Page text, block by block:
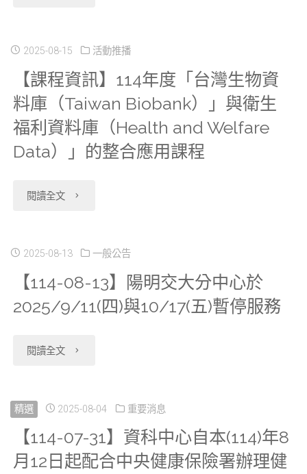
班
停
課
暫
停
服
VDI
預
約
定
請
2024
年
死
計
檔、
多
計
27】
台
灣
地
鄉
市
區
發
型
之
變
2025-08-15 活動推播
【課程資訊】114年度「台灣生物資
料庫（Taiwan Biobank）」與衛生
福利資料庫（Health and Welfare
Data）」的整合應用課程
閱讀全文 "【課
資
訊】
114
生
2025-08-13 一般公告
【114-08-13】陽明交大分中心於
2025/9/11(四)與10/17(五)暫停服務
閱讀全文 "【114-
13】
陽
明
精選 2025-08-04 重要消息
【114-07-31】資科中心自本(114)年8
月12日起配合中央健康保險署辦理健